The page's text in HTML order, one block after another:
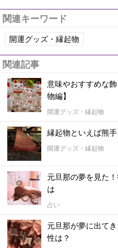
関連キーワード
開運グッズ・縁起物
関連記事
意味やおすすめな
物編】
開運グッズ・縁起物
縁起物といえば熊
開運グッズ・縁起物
元旦那の夢を見た
は
占い
元旦那が夢に出て
性は？